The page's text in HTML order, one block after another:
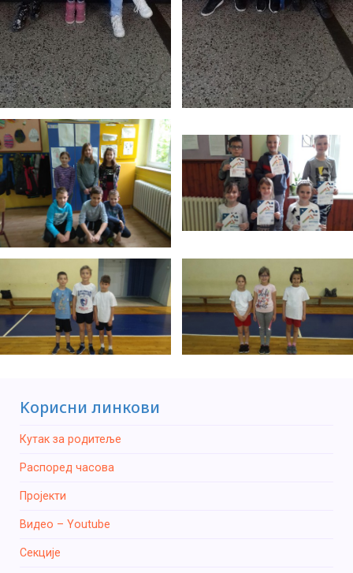
Kорисни линкови
Кутак за родитеље
Распоред часова
Пројекти
Видео – Youtube
Секције